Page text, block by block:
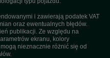
i zawierają podatek VAT
oraz ewentualnych błędów.
publikacji. Ze względu na
ekranu, kolory
nieznacznie różnić się od